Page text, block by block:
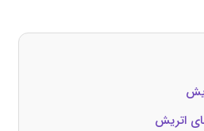
اتریش